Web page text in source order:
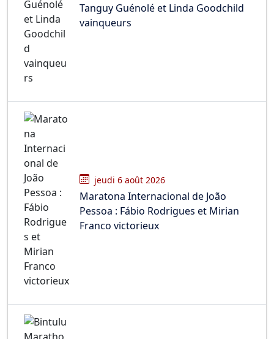
Tanguy Guénolé et Linda Goodchild
vainqueurs
jeudi 6 août 2026
Maratona Internacional de João
Pessoa : Fábio Rodrigues et Mirian
Franco victorieux